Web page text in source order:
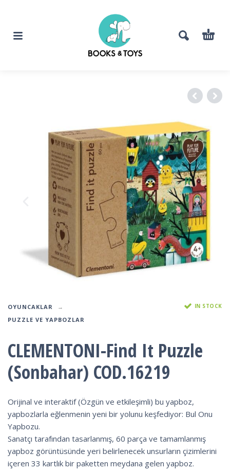
OYUNCAKLAR
PUZZLE VE YAPBOZLAR
IN STOCK
CLEMENTONI-Find It Puzzle
(Sonbahar) COD.16219
Orijinal ve interaktif (Özgün ve etkileşimli) bu yapboz,
yapbozlarla eğlenmenin yeni bir yolunu keşfediyor: Bul Onu
Yapbozu.
Sanatçı tarafından tasarlanmış, 60 parça ve tamamlanmış
yapboz görüntüsünde yeri belirlenecek unsurların çizimlerini
içeren 33 kartlık bir paketten meydana gelen yapboz.